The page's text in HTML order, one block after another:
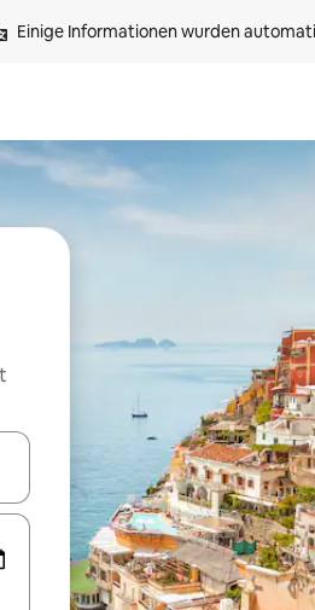
Einige Informationen wurden
Pfeiltasten nach oben und unten